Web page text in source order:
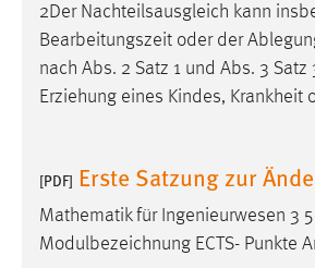
2Der Nachteilsausgleich kann
Bearbeitungszeit oder der
nach Abs. 2 Satz 1 und Abs. 3
Erziehung eines Kindes, Krankheit
[PDF] Erste Satzung zur
Mathematik für Ingenieurwesen 3
Modulbezeichnung ECTS- Punkte
Performance
Name: staticfilecache
in diesem Cookie
eingeloggt ist.
Sprachpräferenz